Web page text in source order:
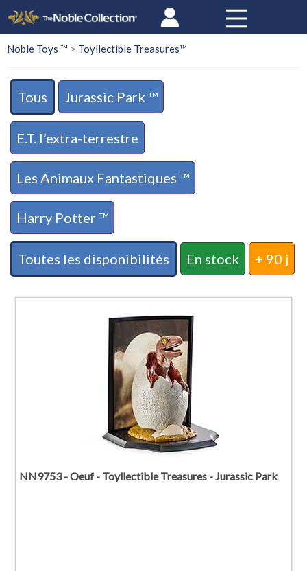
Noble Toys ™ > Toyllectible Treasures™
Tous Jurassic Park ™
E.T. l’extra-terrestre
Les Animaux Fantastiques ™
Harry Potter ™
Toutes les disponibilités En stock + 90 j
NN9753 - Oeuf - Toyllectible Treasures - Jurassic Park
Panneau de gestion des cookies